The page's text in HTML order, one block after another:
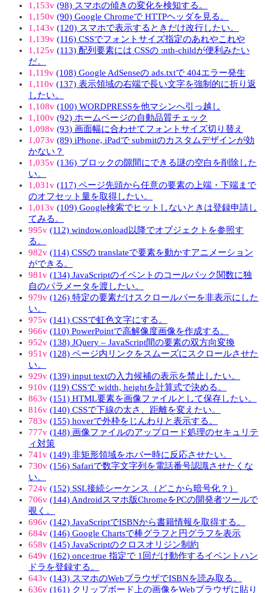
1,153v (98) スマホの傾きの変化を検知する。
1,150v (90) Google Chromeで HTTPヘッダを見る。
1,143v (120) スマホで表示するときだけ改行したい。
1,139v (116) CSSでフォントサイズ指定のあれやこれや
1,125v (113) 配列要素には CSSの :nth-childが便利みたい
だ。
1,119v (108) Google AdSenseの ads.txtで 404エラー発生
1,110v (137) 表示領域の右端で長い文字を強制的に折り返
したい。
1,108v (100) WORDPRESSを他マシンへ引っ越し
1,100v (92) ホームページの自動品質チェック
1,098v (93) 画面幅に合わせてフォントサイズ切り替え
1,073v (89) iPhone, iPadで submitのカスタムデザインが効
かない？
1,035v (136) ブロックの隙間にできる謎の空白を削除した
い。
1,031v (117) ページ先頭から任意の要素の上端・下端まで
のオフセット量を取得したい。
1,013v (109) Google検索でヒットしないときは登録申請し
てみる。
995v (112) window.onload以降でオブジェクトを参照す
る。
982v (114) CSSの translateで要素を動かすアニメーション
ができる。
981v (134) JavaScriptのイベントのコールバック関数に独
自のパラメータを渡したい。
979v (126) 特定の要素だけスクロールバーを非表示にした
い。
975v (141) CSSで虹色文字にする。
966v (110) PowerPointで高解像度画像を作成する。
952v (138) JQuery – JavaScript間の要素の双方向変換
951v (128) ページ内リンクをスムーズにスクロールさせた
い。
929v (139) input textの入力候補の表示を禁止したい。
910v (119) CSSで width, heightを計算式で決める。
863v (151) HTML要素を画像ファイルとして保存したい。
816v (140) CSSで下線の太さ、距離を変えたい。
783v (155) hoverで外枠をじんわりと表示する。
777v (148) 画像ファイルのアップロード処理のセキュリテ
ィ対策
741v (149) 非矩形領域をホバー時に反応させたい。
730v (156) Safariで数字文字列を電話番号認識させたくな
い。
724v (152) SSL接続シーケンス（どこから暗号化？）
706v (144) Androidスマホ版ChromeをPCの開発者ツールで
覗く。
696v (142) JavaScriptでISBNから書籍情報を取得する。
684v (146) Google Chartsで棒グラフと円グラフを表示
658v (145) JavaScriptのクロスオリジン制約
649v (162) once:true 指定で 1回だけ動作するイベントハン
ドラを登録する。
643v (143) スマホのWebブラウザでISBNを読み取る。
636v (161) クリップボード上の画像をWebブラウザに貼り